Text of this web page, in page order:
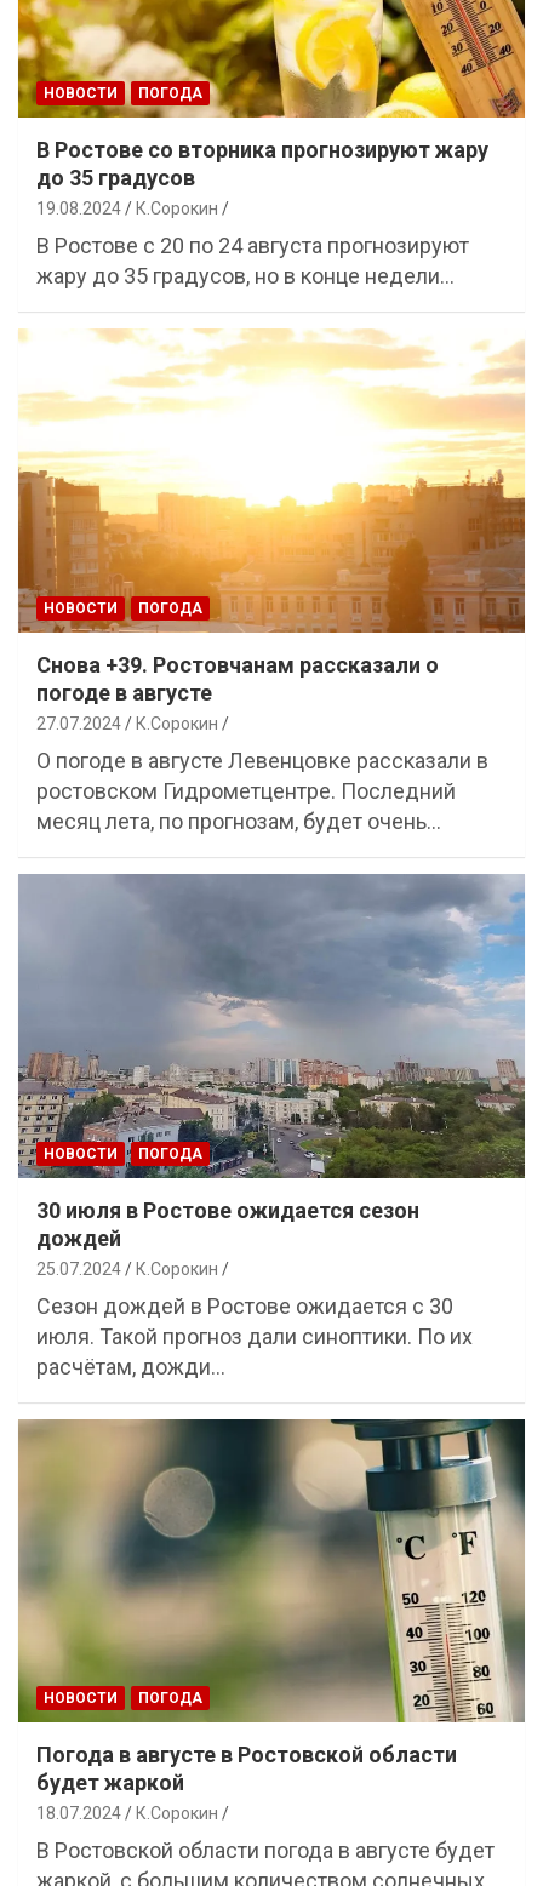
НОВОСТИ ПОГОДА
В Ростове со вторника прогнозируют жару
до 35 градусов
19.08.2024 К.Сорокин
В Ростове с 20 по 24 августа прогнозируют
жару до 35 градусов, но в конце недели…
НОВОСТИ ПОГОДА
Снова +39. Ростовчанам рассказали о
погоде в августе
27.07.2024 К.Сорокин
О погоде в августе Левенцовке рассказали в
ростовском Гидрометцентре. Последний
месяц лета, по прогнозам, будет очень…
НОВОСТИ ПОГОДА
30 июля в Ростове ожидается сезон
дождей
25.07.2024 К.Сорокин
Сезон дождей в Ростове ожидается с 30
июля. Такой прогноз дали синоптики. По их
расчётам, дожди…
НОВОСТИ ПОГОДА
Погода в августе в Ростовской области
будет жаркой
18.07.2024 К.Сорокин
В Ростовской области погода в августе будет